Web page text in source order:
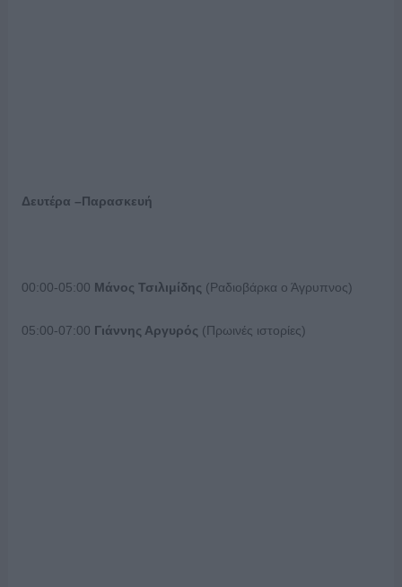
Δευτέρα –Παρασκευή
00:00-05:00 Μάνος Τσιλιμίδης (Ραδιοβάρκα ο Άγρυπνος)
05:00-07:00 Γιάννης Αργυρός (Πρωινές ιστορίες)